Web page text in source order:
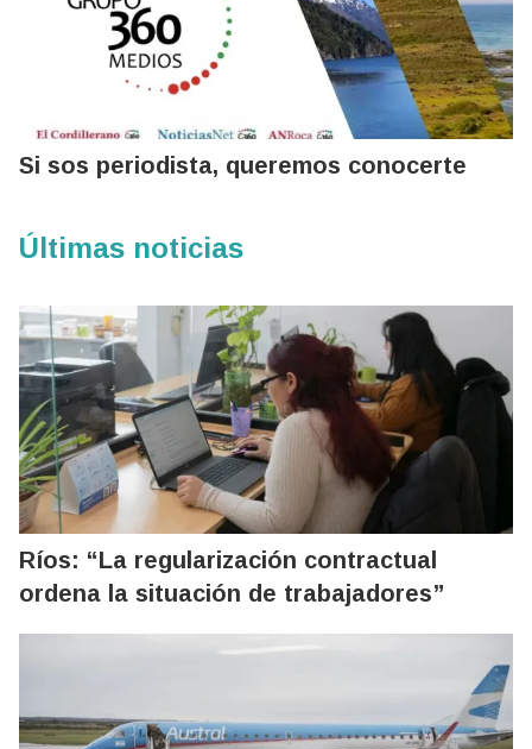
Si sos periodista, queremos conocerte
Últimas noticias
Ríos: “La regularización contractual
ordena la situación de trabajadores”